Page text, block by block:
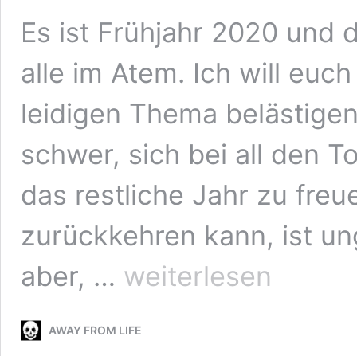
Es ist Frühjahr 2020 und
alle im Atem. Ich will
leidigen Thema
schwer, sich bei all den
das restliche Jahr zu
zurückkehren kann, ist
aber, …
Malevolence
–
Side
weiterlesen
AWAY FROM LIFE